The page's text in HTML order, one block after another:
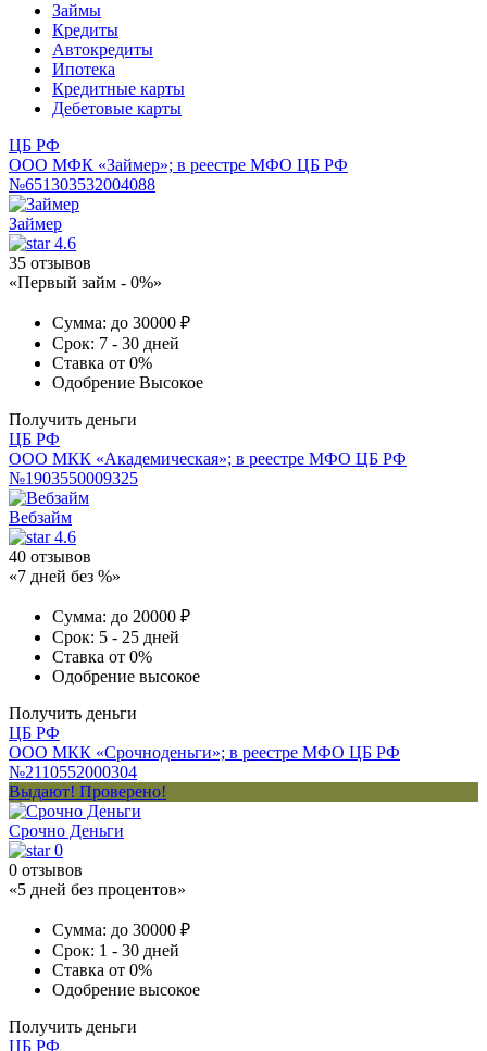
Займы
Кредиты
Автокредиты
Ипотека
Кредитные карты
Дебетовые карты
ЦБ РФ
ООО МФК «Займер»; в реестре МФО ЦБ РФ
№651303532004088
Займер
4.6
35 отзывов
«Первый займ - 0%»
Сумма: до 30000 ₽
Срок: 7 - 30 дней
Ставка от 0%
Одобрение Высокое
Получить деньги
ЦБ РФ
ООО МКК «Академическая»; в реестре МФО ЦБ РФ
№1903550009325
Вебзайм
4.6
40 отзывов
«7 дней без %»
Сумма: до 20000 ₽
Срок: 5 - 25 дней
Ставка от 0%
Одобрение высокое
Получить деньги
ЦБ РФ
ООО МКК «Срочноденьги»; в реестре МФО ЦБ РФ
№2110552000304
Выдают! Проверено!
Срочно Деньги
0
0 отзывов
«5 дней без процентов»
Сумма: до 30000 ₽
Срок: 1 - 30 дней
Ставка от 0%
Одобрение высокое
Получить деньги
ЦБ РФ